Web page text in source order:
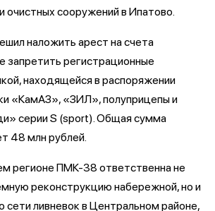
очистных сооружений в Ипатово.
наложить арест на счета
запретить регистрационные
находящейся в распоряжении
«КамАЗ», «ЗИЛ», полуприцепы и
серии S (sport). Общая сумма
48 млн рублей.
регионе ПМК-38 ответственна не
реконструкцию набережной, но и
сети ливневок в Центральном районе,